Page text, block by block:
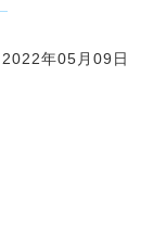
2022年05月09日